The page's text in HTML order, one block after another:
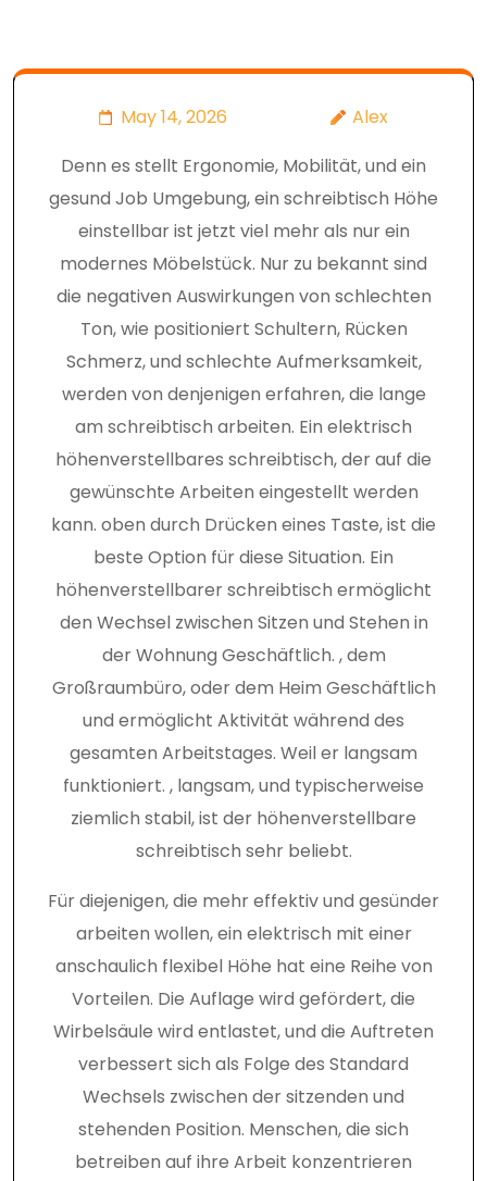
May 14, 2026
Alex
Denn es stellt Ergonomie, Mobilität, und ein
gesund Job Umgebung, ein schreibtisch Höhe
einstellbar ist jetzt viel mehr als nur ein
modernes Möbelstück. Nur zu bekannt sind
die negativen Auswirkungen von schlechten
Ton, wie positioniert Schultern, Rücken
Schmerz, und schlechte Aufmerksamkeit,
werden von denjenigen erfahren, die lange
am schreibtisch arbeiten. Ein elektrisch
höhenverstellbares schreibtisch, der auf die
gewünschte Arbeiten eingestellt werden
kann. oben durch Drücken eines Taste, ist die
beste Option für diese Situation. Ein
höhenverstellbarer schreibtisch ermöglicht
den Wechsel zwischen Sitzen und Stehen in
der Wohnung Geschäftlich. , dem
Großraumbüro, oder dem Heim Geschäftlich
und ermöglicht Aktivität während des
gesamten Arbeitstages. Weil er langsam
funktioniert. , langsam, und typischerweise
ziemlich stabil, ist der höhenverstellbare
schreibtisch sehr beliebt.
Für diejenigen, die mehr effektiv und gesünder
arbeiten wollen, ein elektrisch mit einer
anschaulich flexibel Höhe hat eine Reihe von
Vorteilen. Die Auflage wird gefördert, die
Wirbelsäule wird entlastet, und die Auftreten
verbessert sich als Folge des Standard
Wechsels zwischen der sitzenden und
stehenden Position. Menschen, die sich
betreiben auf ihre Arbeit konzentrieren